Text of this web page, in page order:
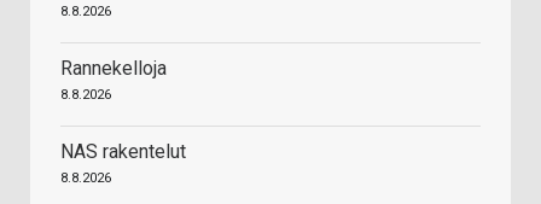
8.8.2026
Rannekelloja
8.8.2026
NAS rakentelut
8.8.2026